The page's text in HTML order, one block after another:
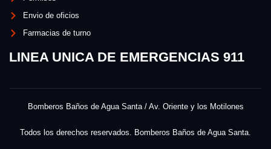
Envio de oficios
Farmacias de turno
LINEA UNICA DE EMERGENCIAS 911
Bomberos Baños de Agua Santa / Av. Oriente y los Motilones
Todos los derechos reservados. Bomberos Baños de Agua Santa.